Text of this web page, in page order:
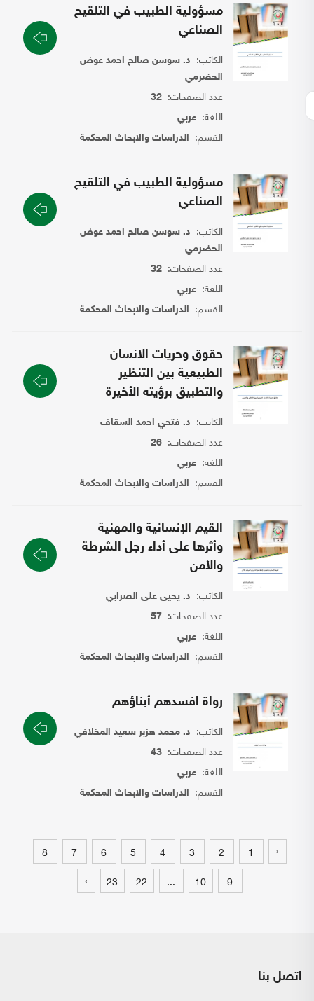
مسؤولية الطبيب في التلقيح
الصناعي
الكاتب: د. سوسن صالح احمد عوض
الحضرمي
عدد الصفحات:32
اللغة:عربي
القسم: الدراسات والابحاث المحكمة
مسؤولية الطبيب في التلقيح
الصناعي
الكاتب: د. سوسن صالح احمد عوض
الحضرمي
عدد الصفحات:32
اللغة:عربي
القسم: الدراسات والابحاث المحكمة
حقوق وحريات الانسان
الطبيعية بين التنظير
والتطبيق برؤيته الأخيرة
الكاتب: د. فتحي احمد السقاف
عدد الصفحات:26
اللغة:عربي
القسم: الدراسات والابحاث المحكمة
القيم الإنسانية والمهنية
وأثرها على أداء رجل الشرطة
والأمن
الكاتب: د. يحيى على الصرابي
عدد الصفحات:57
اللغة:عربي
القسم: الدراسات والابحاث المحكمة
رواة افسدهم أبناؤهم
الكاتب: د. محمد هزبر سعيد المخلافي
عدد الصفحات:43
اللغة:عربي
القسم: الدراسات والابحاث المحكمة
‹
1
2
3
4
5
6
7
8
9
10
...
22
23
›
اتصل بنا